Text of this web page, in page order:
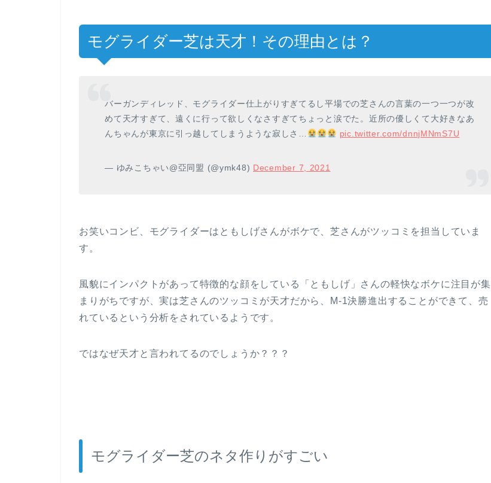
モグライダー芝は天才！その理由とは？
バーガンディレッド、モグライダー仕上がりすぎてるし平場での芝さんの言葉の一つ一つが改
めて天才すぎて、遠くに行って欲しくなさすぎてちょっと涙でた。近所の優しくて大好きなあ
んちゃんが東京に引っ越してしまうような寂しさ…
pic.twitter.com/dnnjMNmS7U
— ゆみこちゃい@亞同盟 (@ymk48) December 7, 2021
お笑いコンビ、モグライダーはともしげさんがボケで、芝さんがツッコミを担当していま
す。
風貌にインパクトがあって特徴的な顔をしている「ともしげ」さんの軽快なボケに注目が集
まりがちですが、実は芝さんのツッコミが天才だから、M-1決勝進出することができて、売
れているという分析をされているようです。
ではなぜ天才と言われてるのでしょうか？？？
モグライダー芝のネタ作りがすごい